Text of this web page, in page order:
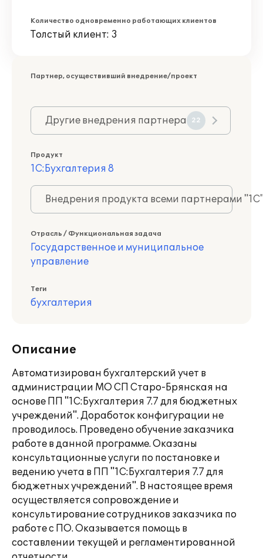
Количество одновременно работающих клиентов
Толстый клиент: 3
Партнер, осуществивший внедрение/проект
Другие внедрения партнера 22
Продукт
1С:Бухгалтерия 8
Внедрения продукта всеми партнерами
Отрасль / Функциональная задача
Государственное и муниципальное
управление
Теги
бухгалтерия
Описание
Автоматизирован бухгалтерский учет в
администрации МО СП Старо-Брянская на
основе ПП "1С:Бухгалтерия 7.7 для бюджетных
учреждений". Доработок конфигурации не
проводилось. Проведено обучение заказчика
работе в данной программе. Оказаны
консультационные услуги по постановке и
ведению учета в ПП "1С:Бухгалтерия 7.7 для
бюджетных учреждений". В настоящее время
осуществляется сопровождение и
консультирование сотрудников заказчика по
работе с ПО. Оказывается помощь в
составлении текущей и регламентированной